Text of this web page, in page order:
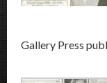
Gallery Press